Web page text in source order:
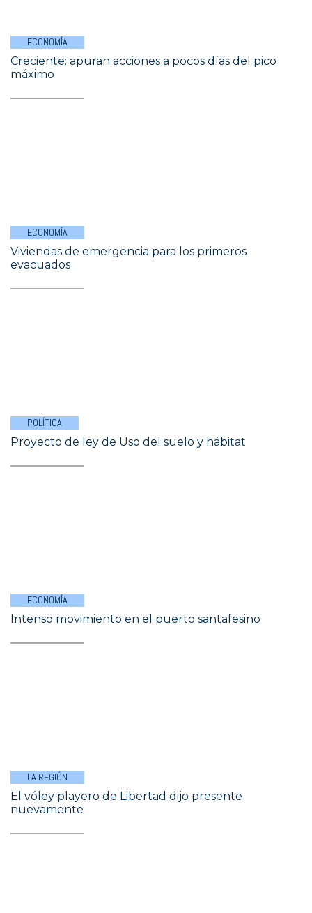
ECONOMÍA
Creciente: apuran acciones a pocos días del pico
máximo
ECONOMÍA
Viviendas de emergencia para los primeros
evacuados
POLÍTICA
Proyecto de ley de Uso del suelo y hábitat
ECONOMÍA
Intenso movimiento en el puerto santafesino
LA REGIÓN
El vóley playero de Libertad dijo presente
nuevamente